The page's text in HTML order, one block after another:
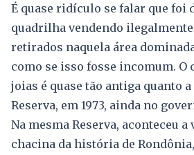
É quase ridículo se falar que foi
quadrilha vendendo
retirados naquela área
como se isso fosse incomum. O
joias é quase tão antiga quanto
Reserva, em 1973, ainda no
Na mesma Reserva, aconteceu
chacina da história de